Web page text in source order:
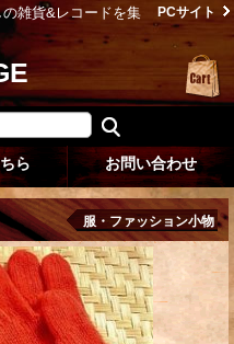
雑貨&レコードを集
PCサイト
ら お問い合わせ
服・ファッション小物